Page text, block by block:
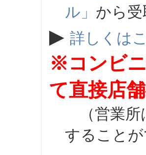
ル」 から
▶ 詳しくは
※コンビ
て直接店
（営業所
すること